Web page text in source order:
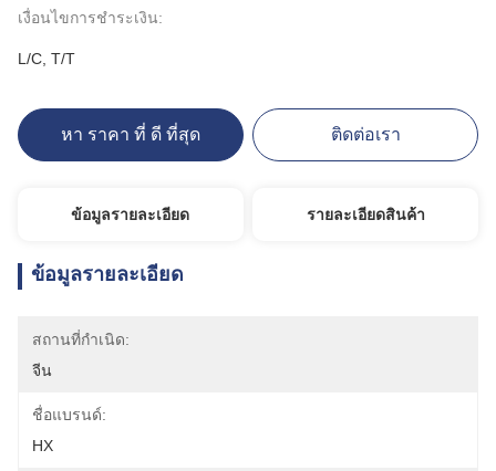
เงื่อนไขการชำระเงิน:
L/C, T/T
หา ราคา ที่ ดี ที่สุด ติดต่อเรา
ข้อมูลรายละเอียด รายละเอียดสินค้า
ข้อมูลรายละเอียด
สถานที่กำเนิด:
จีน
ชื่อแบรนด์:
HX